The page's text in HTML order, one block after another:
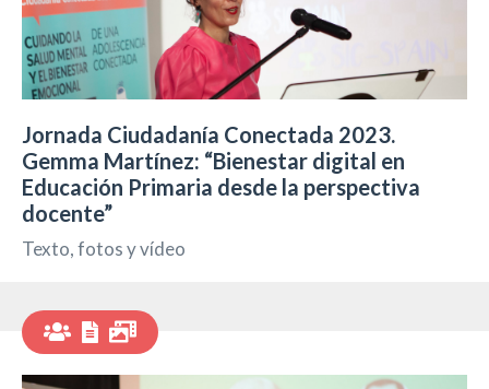
Jornada Ciudadanía Conectada 2023.
Gemma Martínez: “Bienestar digital en
Educación Primaria desde la perspectiva
docente”
Texto, fotos y vídeo